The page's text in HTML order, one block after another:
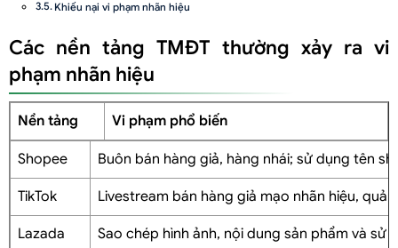
Khiếu nại vi phạm nhãn hiệu
Quy trình xử lý vi phạm nhãn hiệu online
Bước 1: Xác minh vi phạm
Bước 2: Thu thập chứng cứ
Bước 4: Khiếu nại và yêu cầu gỡ bỏ
Bước 5: Áp dụng biện pháp pháp lý cao nhất
Vì sao doanh nghiệp cần bảo vệ thương hiệu online?
Vụ việc thực tế về vi phạm nhãn hiệu trên sàn TMĐT tại Việt Nam
Các nền tảng TMĐT thường xảy ra vi
phạm nhãn hiệu
Nền tảng Vi phạm phổ biến
Shopee Buôn bán hàng giả, hàng nhái; sử dụng tên
TikTok Livestream bán hàng giả mạo nhãn hiệu,
Lazada Sao chép hình ảnh, nội dung sản phẩm và